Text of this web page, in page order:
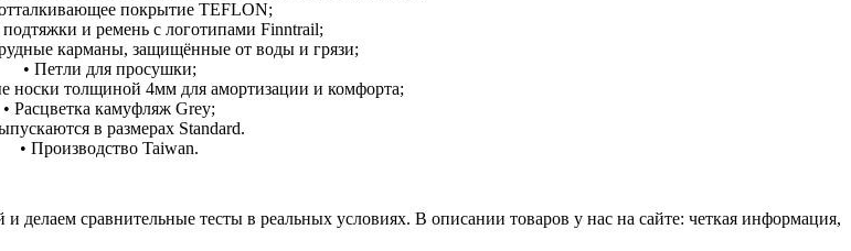
покрытие TEFLON;
и ремень с логотипами Finntrail;
карманы, защищённые от воды и грязи;
• Петли для просушки;
носки толщиной 4мм для амортизации и комфорта;
• Расцветка камуфляж Grey;
в размерах Standard.
• Производство Taiwan.
сравнительные тесты в реальных условиях. В описании товаров у нас на сайте: четкая информация,